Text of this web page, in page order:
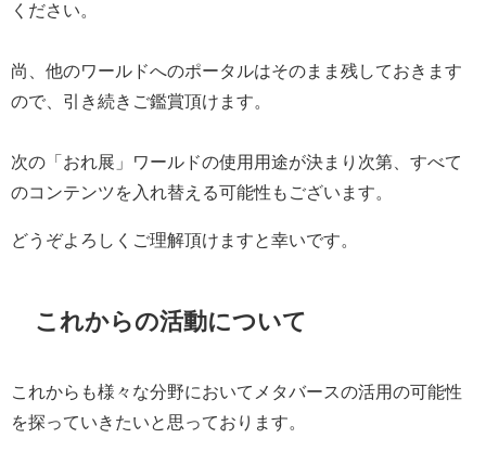
ください。
尚、他のワールドへのポータルはそのまま残しておきます
ので、引き続きご鑑賞頂けます。
次の「おれ展」ワールドの使用用途が決まり次第、すべて
のコンテンツを入れ替える可能性もございます。
どうぞよろしくご理解頂けますと幸いです。
これからの活動について
これからも様々な分野においてメタバースの活用の可能性
を探っていきたいと思っております。